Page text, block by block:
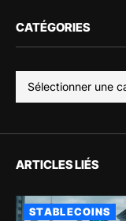
CATÉGORIES
ARTICLES LIÉS
STABLECOINS